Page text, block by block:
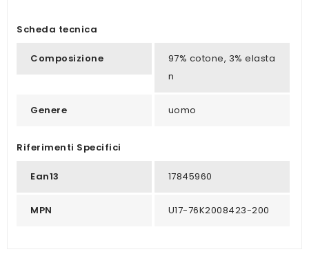
Scheda tecnica
Composizione
97% cotone, 3% elasta
n
Genere uomo
Riferimenti Specifici
Ean13 17845960
MPN U17-76K2008423-200